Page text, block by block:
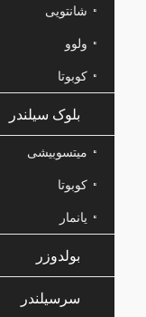
شانتویی
ولوو
کوبوتا
بلوک سیلندر
میتسوبیشی
کوبوتا
یانمار
بولدوزر
سرسیلندر